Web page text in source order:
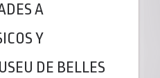
A
Y
DE BELLES